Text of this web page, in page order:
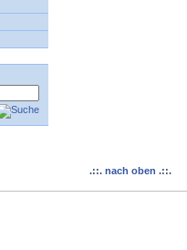
.::. nach oben .::.